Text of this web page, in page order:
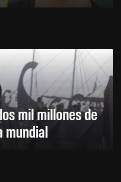
mil millones de
mundial